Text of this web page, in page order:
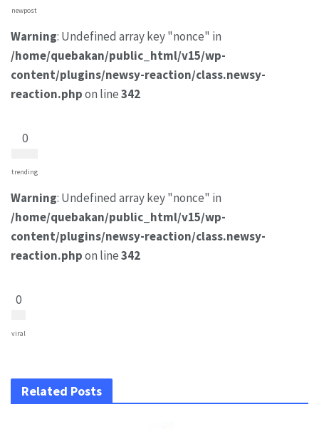
newpost
Warning: Undefined array key "nonce" in
/home/quebakan/public_html/v15/wp-
content/plugins/newsy-reaction/class.newsy-
reaction.phpon line342
0
trending
Warning: Undefined array key "nonce" in
/home/quebakan/public_html/v15/wp-
content/plugins/newsy-reaction/class.newsy-
reaction.phpon line342
0
viral
Related Posts